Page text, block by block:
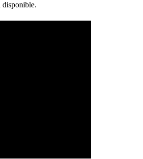
disponible.